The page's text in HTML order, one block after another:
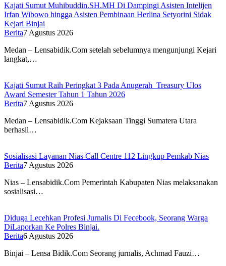
Kajati Sumut Muhibuddin.SH.MH Di Dampingi Asisten Intelijen
Irfan Wibowo hingga Asisten Pembinaan Herlina Setyorini Sidak
Kejari Binjai
Berita7 Agustus 2026
Medan – Lensabidik.Com setelah sebelumnya mengunjungi Kejari
langkat,…
Kajati Sumut Raih Peringkat 3 Pada Anugerah Treasury Ulos
Award Semester Tahun 1 Tahun 2026
Berita7 Agustus 2026
Medan – Lensabidik.Com Kejaksaan Tinggi Sumatera Utara
berhasil…
Sosialisasi Layanan Nias Call Centre 112 Lingkup Pemkab Nias
Berita7 Agustus 2026
Nias – Lensabidik.Com Pemerintah Kabupaten Nias melaksanakan
sosialisasi…
Diduga Lecehkan Profesi Jurnalis Di Fecebook, Seorang Warga
DiLaporkan Ke Polres Binjai.
Berita6 Agustus 2026
Binjai – Lensa Bidik.Com Seorang jurnalis, Achmad Fauzi…